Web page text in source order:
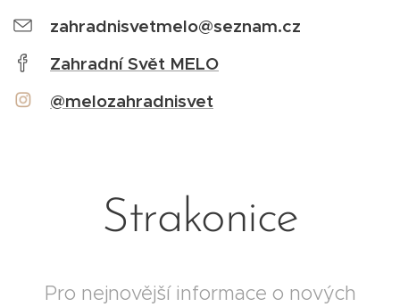
zahradnisvetmelo@seznam.cz
Zahradní Svět MELO
@melozahradnisvet
Strakonice
Pro nejnovější informace o nových